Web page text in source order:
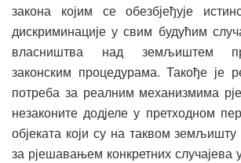
закона којим се обезбјеђује
дискриминације у свим будућим
власништва над земљиштем
законским процедурама. Такође је
потреба за реалним механизмима
незаконите додјеле у претходном
објеката који су на таквом
за рјешавањем конкретних случајева